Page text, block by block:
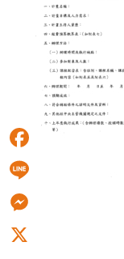
Facebook
Line
Messenger